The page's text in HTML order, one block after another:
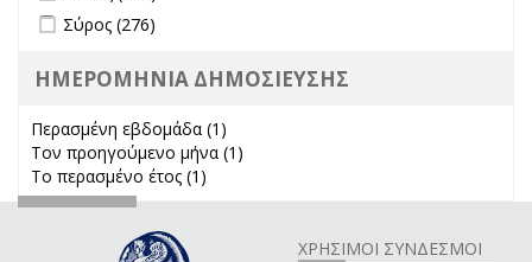
Apply Σύρος filter
Σύρος (276)
ΗΜΕΡΟΜΗΝΙΑ ΔΗΜΟΣΙΕΥΣΗΣ
Περασμένη εβδομάδα (1)
Τον προηγούμενο μήνα (1)
Το περασμένο έτος (1)
ΧΡΗΣΙΜΟΙ ΣΥΝΔΕΣΜΟΙ